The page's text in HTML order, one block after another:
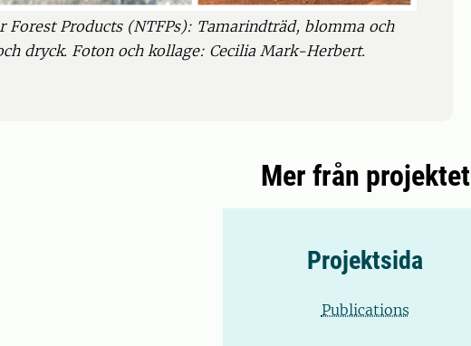
Forest Products (NTFPs): Tamarindträd, blomma och
dryck. Foton och kollage: Cecilia Mark-Herbert.
Mer från projektet
Projektsida
Publications